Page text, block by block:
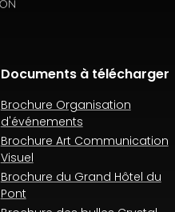
Documents à télécharger
Brochure Organisation
d'événements
Brochure Art Communication
Visuel
Brochure du Grand Hôtel du
Pont